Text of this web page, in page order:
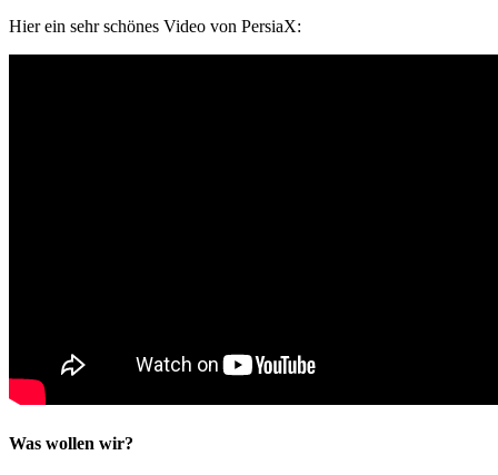
Hier ein sehr schönes Video von PersiaX:
Was wollen wir?